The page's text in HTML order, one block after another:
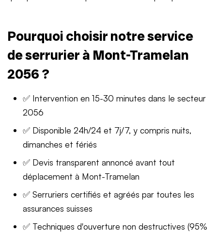
Pourquoi choisir notre service
de serrurier à Mont-Tramelan
2056 ?
✅ Intervention en 15-30 minutes dans le secteur
2056
✅ Disponible 24h/24 et 7j/7, y compris nuits,
dimanches et fériés
✅ Devis transparent annoncé avant tout
déplacement à Mont-Tramelan
✅ Serruriers certifiés et agréés par toutes les
assurances suisses
✅ Techniques d'ouverture non destructives (95%